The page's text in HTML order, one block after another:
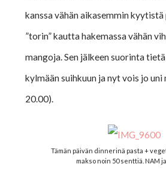
kanssa vähän aikasemmin
”torin” kautta hakemassa vähän
mangoja. Sen jälkeen suorinta
kylmään suihkuun ja nyt vois jo
20.00).
Tämän päivän dinnerinä pasta +
makso noin 50 senttiä. NAM